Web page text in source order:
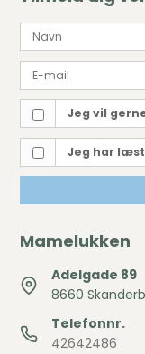
Jeg vil
Jeg har
Mamelukken
Adelgade 89
8660
Telefonnr.
42642486